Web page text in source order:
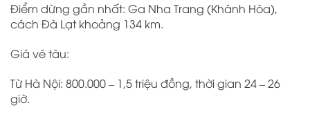
Điểm dừng gần nhất: Ga Nha Trang (Khánh Hòa),
cách Đà Lạt khoảng 134 km.
Giá vé tàu:
Từ Hà Nội: 800.000 – 1,5 triệu đồng, thời gian 24 – 26
giờ.